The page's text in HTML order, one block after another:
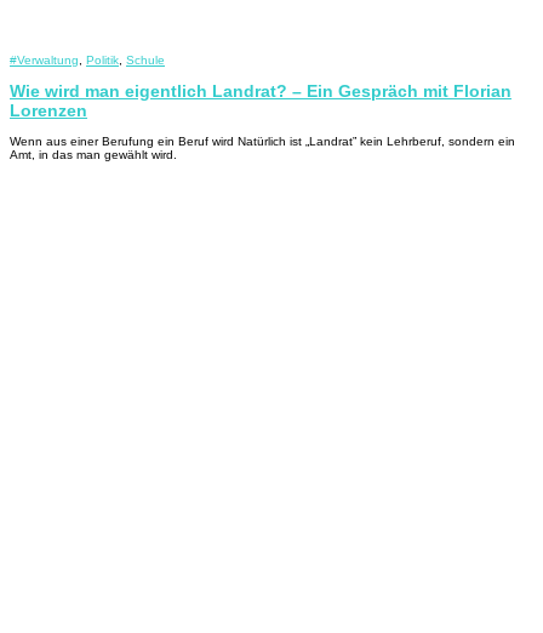
#Verwaltung Politik Schule
Wie wird man eigentlich Landrat? – Ein Gespräch mit Florian
Lorenzen
Wenn aus einer Berufung ein Beruf wird Natürlich ist „Landrat” kein Lehrberuf, sondern ein
Amt, in das man gewählt wird.